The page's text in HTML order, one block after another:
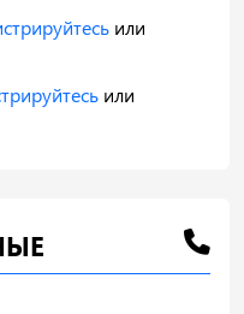
или
или